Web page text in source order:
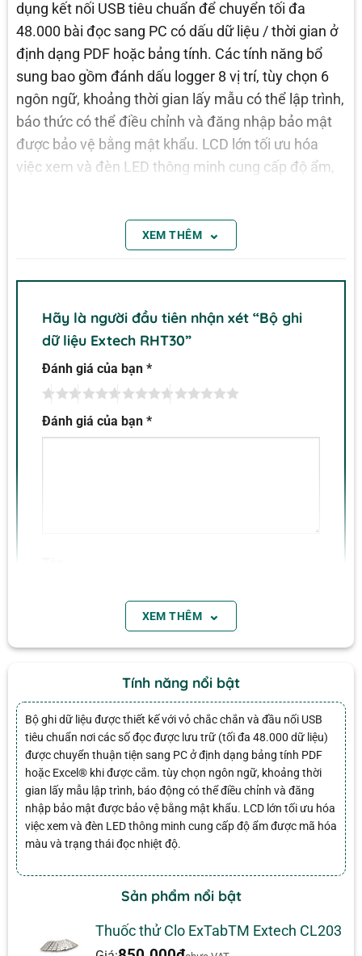
dụng kết nối USB tiêu chuẩn để chuyển tối đa
48.000 bài đọc sang PC có dấu dữ liệu / thời gian ở
định dạng PDF hoặc bảng tính. Các tính năng bổ
sung bao gồm đánh dấu logger 8 vị trí, tùy chọn 6
ngôn ngữ, khoảng thời gian lấy mẫu có thể lập trình,
báo thức có thể điều chỉnh và đăng nhập bảo mật
được bảo vệ bằng mật khẩu. LCD lớn tối ưu hóa
việc xem và đèn LED thông minh cung cấp độ ẩm,
Tính năng, đặc điểm
Phạm vi nhiệt độ 0,1 đến 99,9% rh
Tích hợp nhiệt điện trở NTC
Màn hình LCD 5 chữ số với chỉ báo tuổi thọ pin
Cảm biến MEMS áp suất khí quyển tích hợp (chỉ
RHT35)
Phạm vi áp suất 300 đến 1100 hPa (8,9 đến 32,5
inHg)
Khoảng thời gian đăng nhập dữ liệu 30 giây đến
RHT30: RH / temp 24.000 điểm
XEM THÊM ⌄
Hãy là người đầu tiên nhận xét “Bộ ghi
dữ liệu Extech RHT30”
Đánh giá của bạn *
Đánh giá của bạn *
Đánh giá
Chưa có đánh giá nào.
XEM THÊM ⌄
Tính năng nổi bật
Bộ ghi dữ liệu được thiết kế với vỏ chắc chắn và đầu nối USB
tiêu chuẩn nơi các số đọc được lưu trữ (tối đa 48.000 dữ liệu)
được chuyển thuận tiện sang PC ở định dạng bảng tính PDF
hoặc Excel® khi được cắm. tùy chọn ngôn ngữ, khoảng thời
gian lấy mẫu lập trình, báo động có thể điều chỉnh và đăng
nhập bảo mật được bảo vệ bằng mật khẩu. LCD lớn tối ưu hóa
việc xem và đèn LED thông minh cung cấp độ ẩm được mã hóa
màu và trạng thái đọc nhiệt độ.
Sản phẩm nổi bật
Thuốc thử Clo ExTabTM Extech CL203